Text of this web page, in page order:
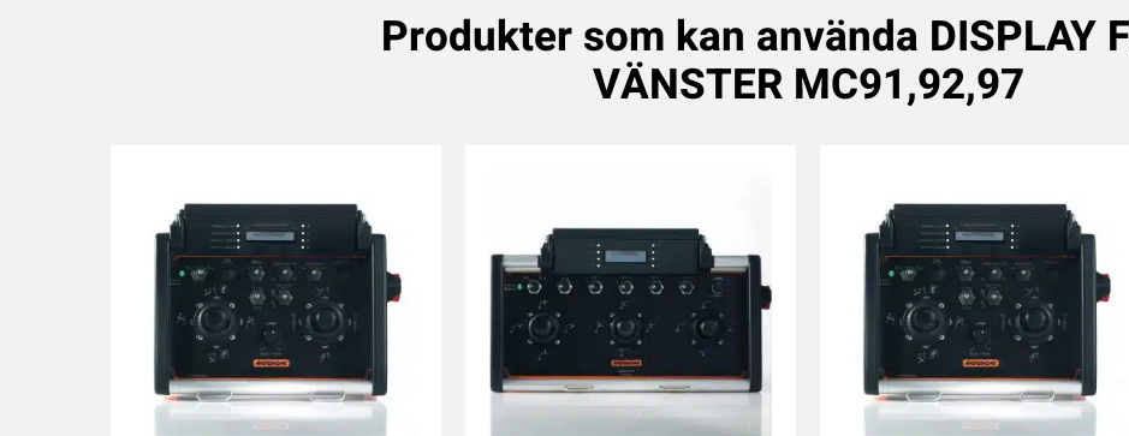
Produkter som kan använda DISPLAY
VÄNSTER MC91,92,97